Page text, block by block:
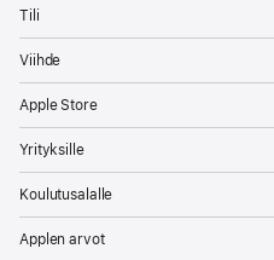
Tili
Viihde
Apple Store
Yrityksille
Koulutusalalle
Applen arvot